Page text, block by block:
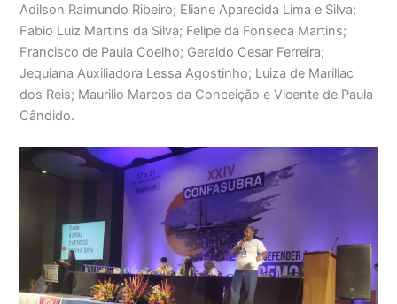
Adilson Raimundo Ribeiro; Eliane Aparecida Lima e Silva;
Fabio Luiz Martins da Silva; Felipe da Fonseca Martins;
Francisco de Paula Coelho; Geraldo Cesar Ferreira;
Jequiana Auxiliadora Lessa Agostinho; Luiza de Marillac
dos Reis; Maurilio Marcos da Conceição e Vicente de Paula
Cândido.